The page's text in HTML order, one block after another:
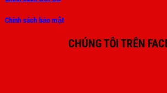
Chính sách bảo mật
CHÚNG TÔI TRÊN